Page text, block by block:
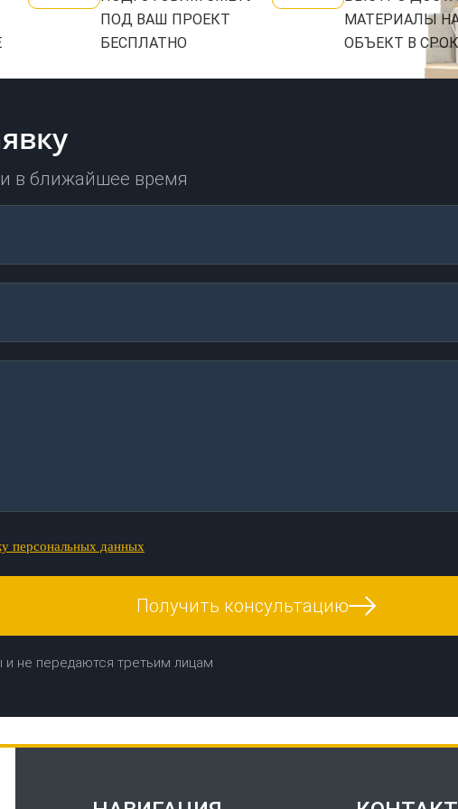
ПОД ВАШ ПРОЕКТ
БЕСПЛАТНО
МАТЕРИАЛЫ
ОБЪЕКТ В СРОК
в ближайшее время
персональных данных
Получить консультацию
не передаются третьим лицам